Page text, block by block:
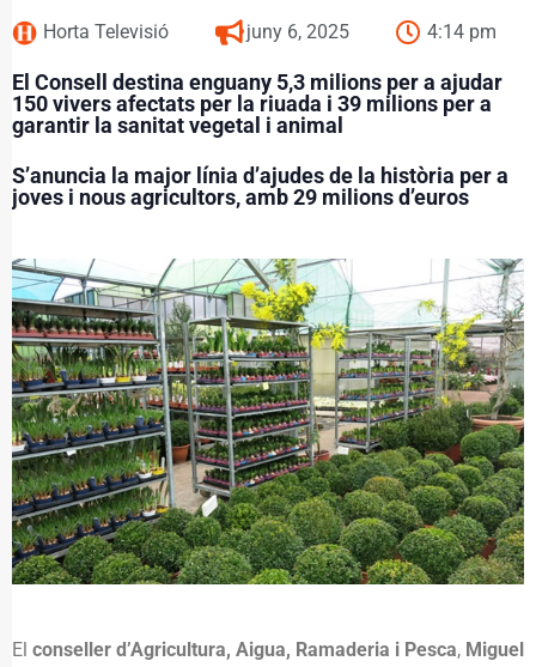
Horta Televisió juny 6, 2025 4:14 pm
El Consell destina enguany 5,3 milions per a ajudar
150 vivers afectats per la riuada i 39 milions per a
garantir la sanitat vegetal i animal
S’anuncia la major línia d’ajudes de la història per a
joves i nous agricultors, amb 29 milions d’euros
El conseller d’Agricultura, Aigua, Ramaderia i Pesca, Miguel